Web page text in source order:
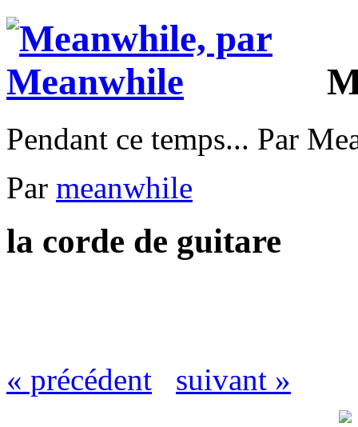
Pendant ce temps... Par
Par meanwhile
la corde de guitare
« précédent suivant »